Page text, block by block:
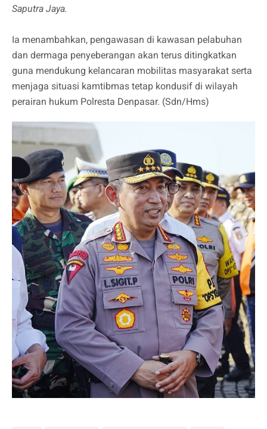
Saputra Jaya.
Ia menambahkan, pengawasan di kawasan pelabuhan
dan dermaga penyeberangan akan terus ditingkatkan
guna mendukung kelancaran mobilitas masyarakat serta
menjaga situasi kamtibmas tetap kondusif di wilayah
perairan hukum Polresta Denpasar. (Sdn/Hms)